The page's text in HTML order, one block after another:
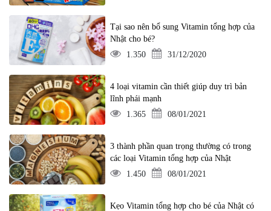
Tại sao nên bổ sung Vitamin tổng hợp của
Nhật cho bé?
1.350
31/12/2020
4 loại vitamin cần thiết giúp duy trì bản
lĩnh phái mạnh
1.365
08/01/2021
3 thành phần quan trọng thường có trong
các loại Vitamin tổng hợp của Nhật
1.450
08/01/2021
Kẹo Vitamin tổng hợp cho bé của Nhật có